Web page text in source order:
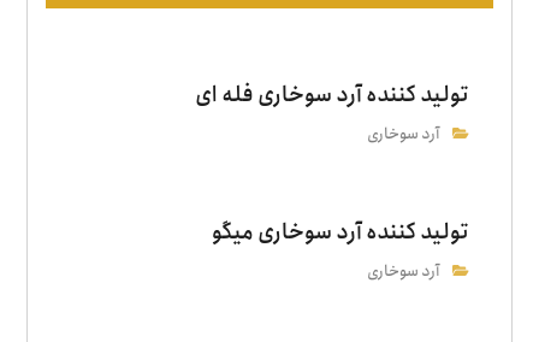
تولید کننده آرد سوخاری فله ای
آرد سوخاری
تولید کننده آرد سوخاری میگو
آرد سوخاری